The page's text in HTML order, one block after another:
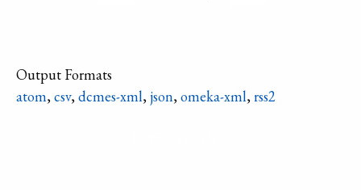
Published in
Output Formats
atom, csv, dcmes-xml, json, omeka-xml, rss2